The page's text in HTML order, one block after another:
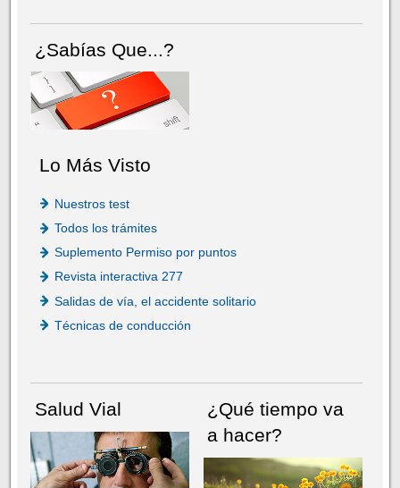
¿Sabías Que...?
Lo Más Visto
Nuestros test
Todos los trámites
Suplemento Permiso por puntos
Revista interactiva 277
Salidas de vía, el accidente solitario
Técnicas de conducción
Salud Vial
¿Qué tiempo va
a hacer?